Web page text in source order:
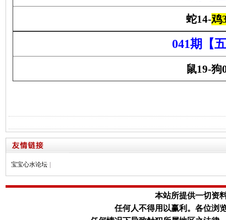
蛇14-鸡
041期【
鼠19-狗
宝宝心水论坛
本站所提供一切资
任何人不得用以赢利。 各位浏